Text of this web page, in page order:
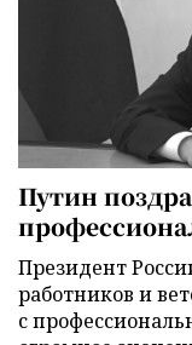
Путин
Президент
работников и
с